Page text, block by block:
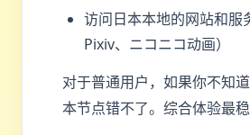
访问日本本地的网站和服
Pixiv、ニコニコ动画）
对于普通用户，如果你不知
本节点错不了。综合体验最稳